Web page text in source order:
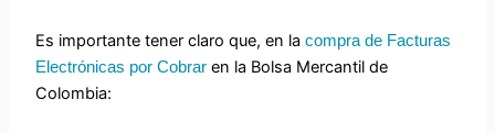
Es importante tener claro que, en lacompra de Facturas
Electrónicas por Cobrar en la Bolsa Mercantil de
Colombia: